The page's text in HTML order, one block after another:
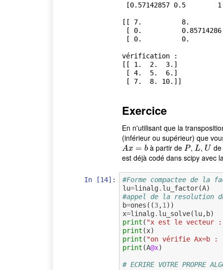
[[ 7.          8.
vérification :
[[ 1.  2.  3.]
Exercice
En n'utilisant que la
(inférieur ou supérieur) que
Ax = b
Ax= b à partir de P
P , L
L , U
U
est déjà codé dans scipy avec
In [14]:
#Forme compactee de la
lu=linalg. lu_factor(A)
#appel de la resolution
b=ones ((3,1 ))
x=linalg. lu_solve(lu, b)
print ( "x est le vecteur
print (x)
print ( "on vérifie Ax=b :
print (A@x)
# ECRIRE VOTRE PROPRE